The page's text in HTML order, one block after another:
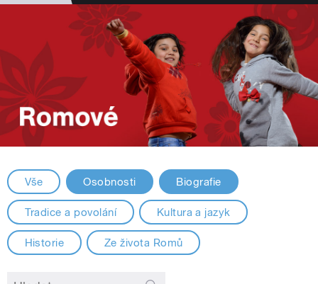
Vše Osobnosti Biografie
Tradice a povolání Kultura a jazyk
Historie Ze života Romů